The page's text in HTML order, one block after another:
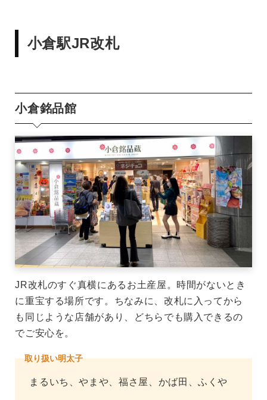
小倉駅JR改札
小倉銘品館
JR改札のすぐ真横にあるお土産屋。時間がないとき
に重宝する場所です。ちなみに、改札に入ってから
も同じような店舗があり、どちらでも購入できるの
でご安心を。
取り扱い明太子
まるいち、やまや、福さ屋、かば田、ふくや